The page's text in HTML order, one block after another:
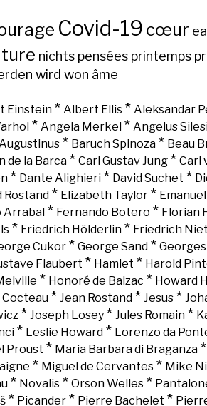
Covid-19 cœur
nichts pensées printemps
wird won âme
Einstein* Albert Ellis* Aleksandar
* Angela Merkel * Angelus
* Baruch Spinoza * Beau
de la Barca * Carl Gustav Jung * Carl
* Dante Alighieri * David Suchet *
Rostand * Elizabeth Taylor *
Arrabal * Fernando Botero * Florian
* Friedrich Hölderlin * Friedrich
Cukor * George Sand *
Flaubert * Hamlet * Harold
* Honoré de Balzac * Howard
Cocteau * Jean Rostand * Jesus *
* Joseph Losey* Jules Romain*
* Leslie Howard* Lorenzo da
Proust * Maria Barbara di Braganza*
* Miguel de Cervantes* Mike
* Novalis* Orson Welles*
* Picander* Pierre Bachelet *